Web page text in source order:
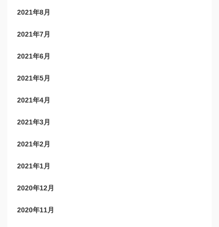
2021年8月
2021年7月
2021年6月
2021年5月
2021年4月
2021年3月
2021年2月
2021年1月
2020年12月
2020年11月